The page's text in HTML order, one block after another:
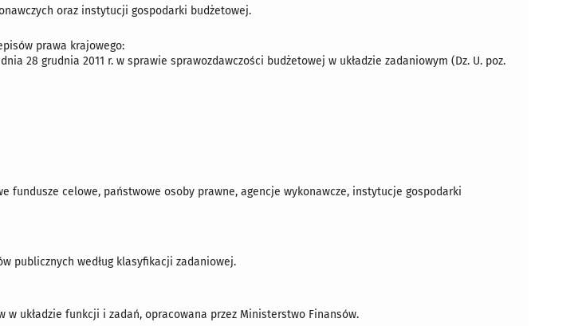
oraz instytucji gospodarki budżetowej.
prawa krajowego:
28 grudnia 2011 r. w sprawie sprawozdawczości budżetowej w układzie zadaniowym (Dz. U. poz.
fundusze celowe, państwowe osoby prawne, agencje wykonawcze, instytucje gospodarki
publicznych według klasyfikacji zadaniowej.
układzie funkcji i zadań, opracowana przez Ministerstwo Finansów.